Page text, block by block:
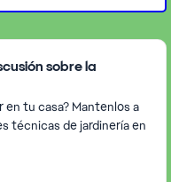
sobre la
tu casa? Mantenlos a
técnicas de jardinería en